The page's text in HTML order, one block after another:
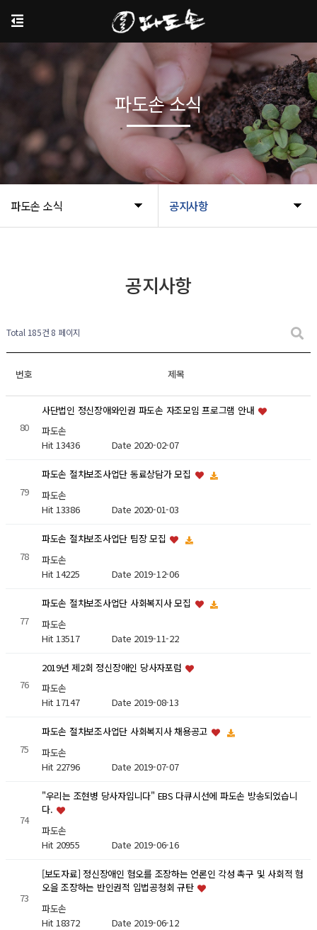
파도손 소식 공지사항
파도손 소식
공지사항
Total 185건 8 페이지
번호 제목
80
사단법인 정신장애와인권 파도손 자조모임 프로그램 안내
파도손
Hit 13436 Date 2020-02-07
79
파도손 절차보조사업단 동료상담가 모집
파도손
Hit 13386 Date 2020-01-03
78
파도손 절차보조사업단 팀장 모집
파도손
Hit 14225 Date 2019-12-06
77
파도손 절차보조사업단 사회복지사 모집
파도손
Hit 13517 Date 2019-11-22
76
2019년 제2회 정신장애인 당사자포럼
파도손
Hit 17147 Date 2019-08-13
75
파도손 절차보조사업단 사회복지사 채용공고
파도손
Hit 22796 Date 2019-07-07
74
"우리는 조현병 당사자입니다" EBS 다큐시선에 파도손 방송되었습니
다.
파도손
Hit 20955 Date 2019-06-16
73
[보도자료] 정신장애인 혐오를 조장하는 언론인 각성 촉구 및 사회적 혐
오을 조장하는 반인권적 입법공청회 규탄
파도손
Hit 18372 Date 2019-06-12